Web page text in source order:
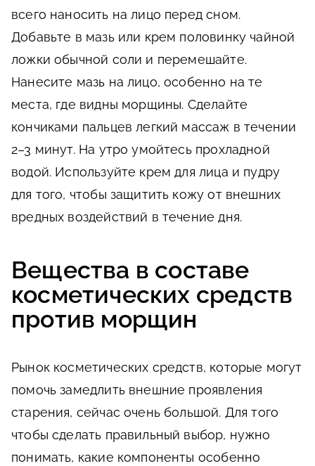
всего наносить на лицо перед сном.
Добавьте в мазь или крем половинку чайной
ложки обычной соли и перемешайте.
Нанесите мазь на лицо, особенно на те
места, где видны морщины. Сделайте
кончиками пальцев легкий массаж в течении
2–3 минут. На утро умойтесь прохладной
водой. Используйте крем для лица и пудру
для того, чтобы защитить кожу от внешних
вредных воздействий в течение дня.
Вещества в составе
косметических средств
против морщин
Рынок косметических средств, которые могут
помочь замедлить внешние проявления
старения, сейчас очень большой. Для того
чтобы сделать правильный выбор, нужно
понимать, какие компоненты особенно